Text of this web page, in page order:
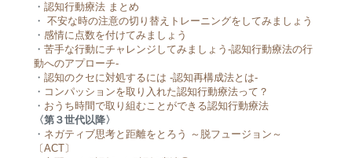
・ 認知行動療法 まとめ
・ 不安な時の注意の切り替えトレーニングをしてみましょう
・ 感情に点数を付けてみましょう
・ 苦手な行動にチャレンジしてみましょう-認知行動療法の行
動へのアプローチ-
・ 認知のクセに対処するには -認知再構成法とは-
・ コンパッションを取り入れた認知行動療法って？
・ おうち時間で取り組むことができる認知行動療法
〈第３世代以降〉
・ ネガティブ思考と距離をとろう ～脱フュージョン～
〔ACT〕